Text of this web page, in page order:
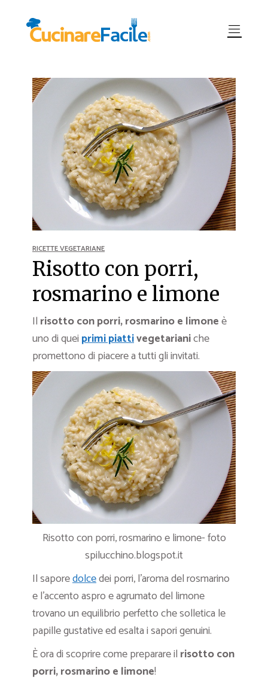
RICETTE VEGETARIANE
Risotto con porri,
rosmarino e limone
Il risotto con porri, rosmarino e limoneè
uno di quei primi piattivegetarianiche
promettono di piacere a tutti gli invitati.
Risotto con porri, rosmarino e limone- foto
spilucchino.blogspot.it
Il saporedolcedei porri, l’aroma del rosmarino
e l’accento aspro e agrumato del limone
trovano un equilibrio perfetto che solletica le
papille gustative ed esalta i sapori genuini.
È ora di scoprire come preparare il risotto con
porri, rosmarino e limone!